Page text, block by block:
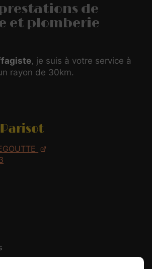
de
et plomberie
, je suis à votre service à
rayon de 30km.